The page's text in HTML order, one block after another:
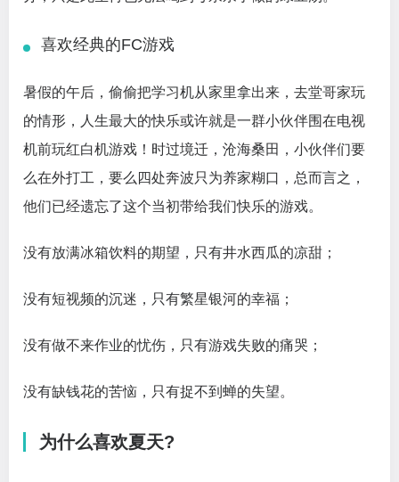
喜欢经典的FC游戏
暑假的午后，偷偷把学习机从家里拿出来，去堂哥家玩
的情形，人生最大的快乐或许就是一群小伙伴围在电视
机前玩红白机游戏！时过境迁，沧海桑田，小伙伴们要
么在外打工，要么四处奔波只为养家糊口，总而言之，
他们已经遗忘了这个当初带给我们快乐的游戏。
没有放满冰箱饮料的期望，只有井水西瓜的凉甜；
没有短视频的沉迷，只有繁星银河的幸福；
没有做不来作业的忧伤，只有游戏失败的痛哭；
没有缺钱花的苦恼，只有捉不到蝉的失望。
为什么喜欢夏天?